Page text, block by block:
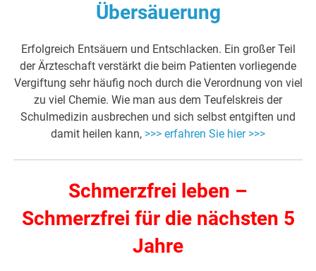
Übersäuerung
Erfolgreich Entsäuern und Entschlacken. Ein großer Teil
der Ärzteschaft verstärkt die beim Patienten vorliegende
Vergiftung sehr häufig noch durch die Verordnung von viel
zu viel Chemie. Wie man aus dem Teufelskreis der
Schulmedizin ausbrechen und sich selbst entgiften und
damit heilen kann, >>> erfahren Sie hier >>>
Schmerzfrei leben –
Schmerzfrei für die nächsten 5
Jahre